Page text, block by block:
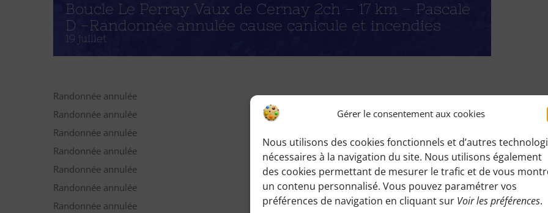
Gérer le consentement aux cookies
Nous utilisons des cookies fonctionnels et d’autres
nécessaires à la navigation du site. Nous utilisons également
des cookies permettant de mesurer le trafic et de vous
un contenu personnalisé. Vous pouvez paramétrer vos
préférences de navigation en cliquant sur Voir les préférences.
Boucle Le Perray Vaux de Cernay 2ch – 17 km – Pascale
D -Randonnée annulée cause canicule et incendies
19 juillet
Randonnée annulée
Randonnée annulée
Randonnée annulée
Randonnée annulée
Randonnée annulée
Randonnée annulée
Randonnée annulée